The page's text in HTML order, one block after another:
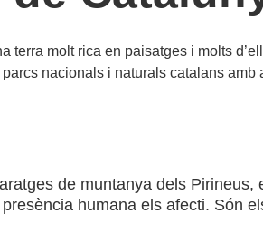
molt rica en paisatges i molts
nacionals i naturals catalans
de muntanya dels Pirineus,
humana els afecti. Són